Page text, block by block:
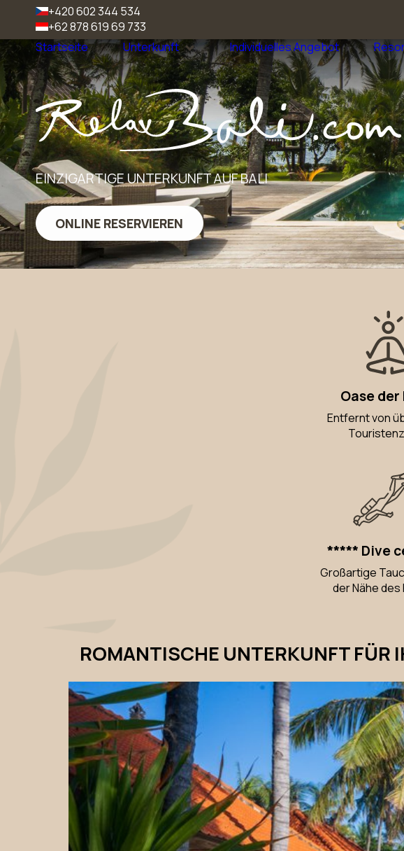
+420 602 344 534
+62 878 619 69 733
Startseite Unterkunft Individuelles Angebot
Bali
EINZIGARTIGE UNTERKUNFT AUF BALI
ONLINE RESERVIEREN
Oase der
Entfernt von
***** Dive
Großartige
der Nähe
ROMANTISCHE UNTERKUNFT FÜR